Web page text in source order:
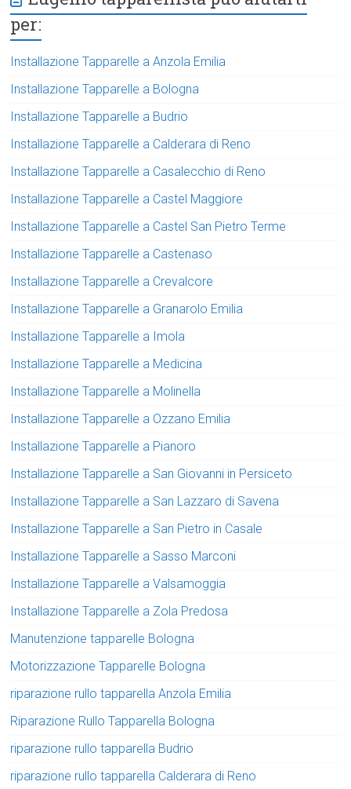
per:
Installazione Tapparelle a Anzola Emilia
Installazione Tapparelle a Bologna
Installazione Tapparelle a Budrio
Installazione Tapparelle a Calderara di Reno
Installazione Tapparelle a Casalecchio di Reno
Installazione Tapparelle a Castel Maggiore
Installazione Tapparelle a Castel San Pietro Terme
Installazione Tapparelle a Castenaso
Installazione Tapparelle a Crevalcore
Installazione Tapparelle a Granarolo Emilia
Installazione Tapparelle a Imola
Installazione Tapparelle a Medicina
Installazione Tapparelle a Molinella
Installazione Tapparelle a Ozzano Emilia
Installazione Tapparelle a Pianoro
Installazione Tapparelle a San Giovanni in Persiceto
Installazione Tapparelle a San Lazzaro di Savena
Installazione Tapparelle a San Pietro in Casale
Installazione Tapparelle a Sasso Marconi
Installazione Tapparelle a Valsamoggia
Installazione Tapparelle a Zola Predosa
Manutenzione tapparelle Bologna
Motorizzazione Tapparelle Bologna
riparazione rullo tapparella Anzola Emilia
Riparazione Rullo Tapparella Bologna
riparazione rullo tapparella Budrio
riparazione rullo tapparella Calderara di Reno